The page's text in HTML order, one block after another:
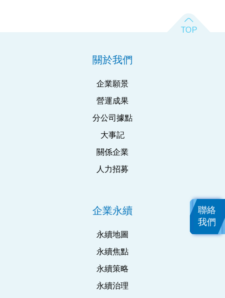
關於我們
企業願景
營運成果
分公司據點
大事記
關係企業
人力招募
企業永續
永續地圖
永續焦點
永續策略
永續治理
聯絡
我們